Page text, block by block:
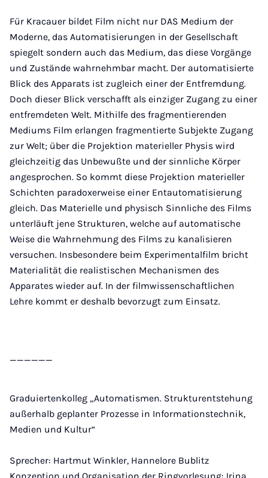
Für Kracauer bildet Film nicht nur DAS Medium der
Moderne, das Automatisierungen in der Gesellschaft
spiegelt sondern auch das Medium, das diese Vorgänge
und Zustände wahrnehmbar macht. Der automatisierte
Blick des Apparats ist zugleich einer der Entfremdung.
Doch dieser Blick verschafft als einziger Zugang zu einer
entfremdeten Welt. Mithilfe des fragmentierenden
Mediums Film erlangen fragmentierte Subjekte Zugang
zur Welt; über die Projektion materieller Physis wird
gleichzeitig das Unbewußte und der sinnliche Körper
angesprochen. So kommt diese Projektion materieller
Schichten paradoxerweise einer Entautomatisierung
gleich. Das Materielle und physisch Sinnliche des Films
unterläuft jene Strukturen, welche auf automatische
Weise die Wahrnehmung des Films zu kanalisieren
versuchen. Insbesondere beim Experimentalfilm bricht
Materialität die realistischen Mechanismen des
Apparates wieder auf. In der filmwissenschaftlichen
Lehre kommt er deshalb bevorzugt zum Einsatz.
______
Graduiertenkolleg „Automatismen. Strukturentstehung
außerhalb geplanter Prozesse in Informationstechnik,
Medien und Kultur“
Sprecher: Hartmut Winkler, Hannelore Bublitz